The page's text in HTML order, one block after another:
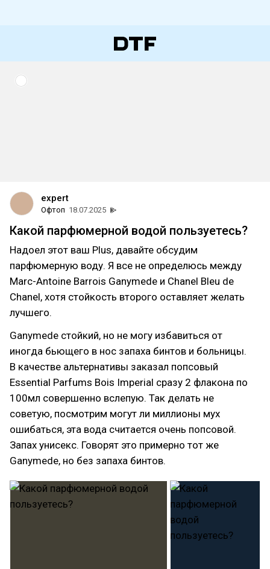
expert
Офтоп 18.07.2025
Какой парфюмерной водой пользуетесь?
Надоел этот ваш Plus, давайте обсудим
парфюмерную воду. Я все не определюсь между
Marc-Antoine Barrois Ganymede и Chanel Bleu de
Chanel, хотя стойкость второго оставляет желать
лучшего.
Ganymede стойкий, но не могу избавиться от
иногда бьющего в нос запаха бинтов и больницы.
В качестве альтернативы заказал попсовый
Essential Parfums Bois Imperial сразу 2 флакона по
100мл совершенно вслепую. Так делать не
советую, посмотрим могут ли миллионы мух
ошибаться, эта вода считается очень попсовой.
Запах унисекс. Говорят это примерно тот же
Ganymede, но без запаха бинтов.